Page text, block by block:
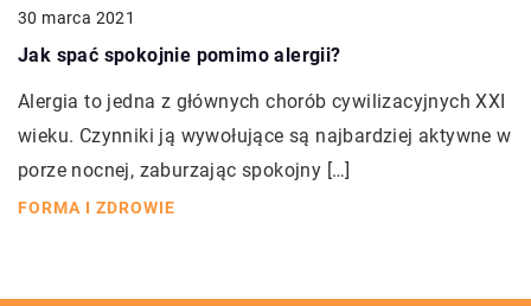
30 marca 2021
Jak spać spokojnie pomimo alergii?
Alergia to jedna z głównych chorób cywilizacyjnych XXI
wieku. Czynniki ją wywołujące są najbardziej aktywne w
porze nocnej, zaburzając spokojny […]
FORMA I ZDROWIE